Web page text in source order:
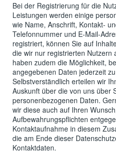
Bei der Registrierung für die
Leistungen werden einige
wie Name, Anschrift, Kontakt-
Telefonnummer und E-Mail-
registriert, können Sie auf
die wir nur registrierten Nutzern
haben zudem die Möglichkeit,
angegebenen Daten jederzeit
Selbstverständlich erteilen wir
Auskunft über die von uns über
personenbezogenen Daten.
wir diese auch auf Ihren
Aufbewahrungspflichten
Kontaktaufnahme in diesem
die am Ende dieser
Kontaktdaten.